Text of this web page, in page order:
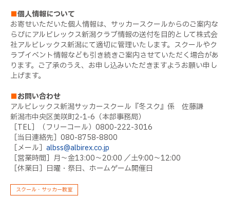
■個人情報について
お寄せいただいた個人情報は、サッカースクールからのご案内な
らびにアルビレックス新潟クラブ情報の送付を目的として株式会
社アルビレックス新潟にて適切に管理いたします。スクールやク
ラブイベント情報なども引き続きご案内させていただく場合があ
ります。ご了承のうえ、お申し込みいただきますようお願い申し
上げます。
■お問い合わせ
アルビレックス新潟サッカースクール『冬スク』係 佐藤謙
新潟市中央区美咲町2-1-6（本部事務局）
［TEL］（フリーコール）0800-222-3016
［当日連絡先］080-8758-8800
［メール］ albss@albirex.co.jp
［営業時間］月～金13:00～20:00 ／土9:00～12:00
［休業日］日曜・祭日、ホームゲーム開催日
スクール・サッカー教室